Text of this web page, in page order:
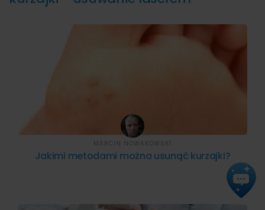
Jakimi metodami można usunąć kurzajki?
MARCIN NOWAKOWSKI